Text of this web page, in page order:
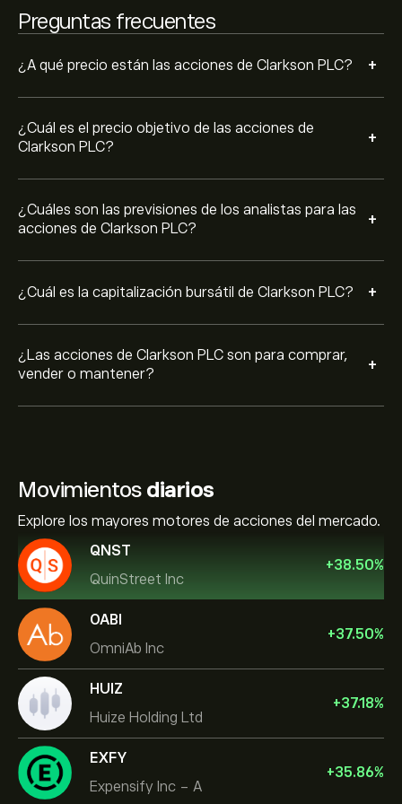
Preguntas frecuentes
¿A qué precio están las acciones de Clarkson PLC? +
¿Cuál es el precio objetivo de las acciones de
Clarkson PLC?
+
¿Cuáles son las previsiones de los analistas para las
acciones de Clarkson PLC?
+
¿Cuál es la capitalización bursátil de Clarkson PLC? +
¿Las acciones de Clarkson PLC son para comprar,
vender o mantener?
+
Compra moderada.
Movimientos diarios
Explore los mayores motores de acciones del mercado.
QNST
QuinStreet Inc
+38.50%
OABI
OmniAb Inc
+37.50%
HUIZ
Huize Holding Ltd
+37.18%
EXFY
Expensify Inc - A
+35.86%